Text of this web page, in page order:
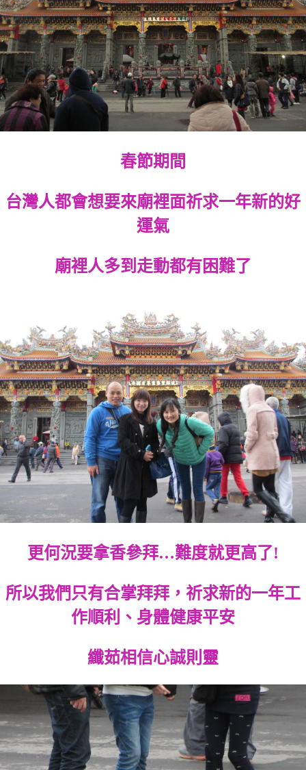
春節期間
台灣人都會想要來廟裡面祈求一年新的好
運氣
廟裡人多到走動都有困難了
更何況要拿香參拜…難度就更高了!
所以我們只有合掌拜拜，祈求新的一年工
作順利、身體健康平安
纖茹相信心誠則靈